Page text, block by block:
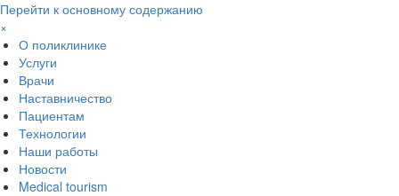
Перейти к основному содержанию
×
О поликлинике
Услуги
Врачи
Наставничество
Пациентам
Технологии
Наши работы
Новости
Medical tourism